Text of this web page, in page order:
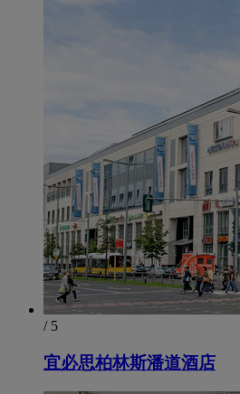
/ 5
宜必思柏林斯潘道酒店